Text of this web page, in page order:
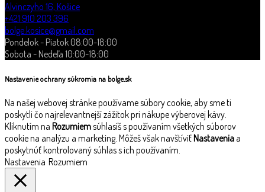
Alvinczyho 16, Košice
+421 910 203 396
bolge.kosice@gmail.com
Pondelok - Piatok 08:00-18:00
Sobota - Nedeľa 10:00-18:00
Nastavenie ochrany súkromia na bolge.sk
Na našej webovej stránke používame súbory cookie, aby sme ti
poskytli čo najrelevantnejší zážitok pri nákupe výberovej kávy.
Kliknutím na Rozumiemsúhlasíš s používaním všetkých súborov
cookie na analýzu a marketing. Môžeš však navštíviťNastavenia a
poskytnúť kontrolovaný súhlas s ich používaním.
Nastavenia Rozumiem